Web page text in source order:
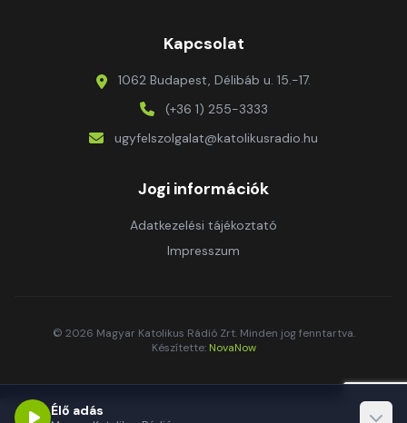
Kapcsolat
1062 Budapest, Délibáb u. 15.-17.
(+36 1) 255-3333
ugyfelszolgalat@katolikusradio.hu
Jogi információk
Adatkezelési tájékoztató
Impresszum
© 2026 Magyar Katolikus Rádió Zrt. Minden jog fenntartva.
Készítette: NovaNow
Élő adás